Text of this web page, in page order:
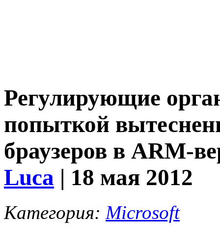
Регулирующие
попыткой
браузеров в ARM-
Luca | 18 мая 2012
Категория: Microsoft